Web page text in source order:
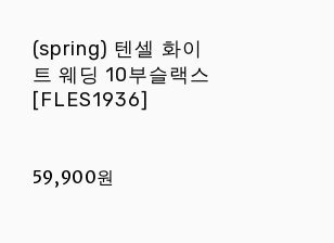
(spring) 텐셀 화이
트 웨딩 10부슬랙스
[FLES1936]
59,900원